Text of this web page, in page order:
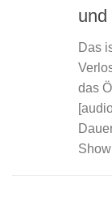
und
Das
das